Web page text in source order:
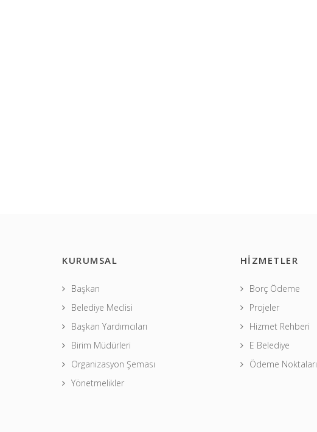
KURUMSAL
Başkan
Belediye Meclisi
Başkan Yardımcıları
Birim Müdürleri
Organizasyon Şeması
Yönetmelikler
HİZMETLER
Borç Ödeme
Projeler
Hizmet Rehberi
E Belediye
Ödeme Noktaları